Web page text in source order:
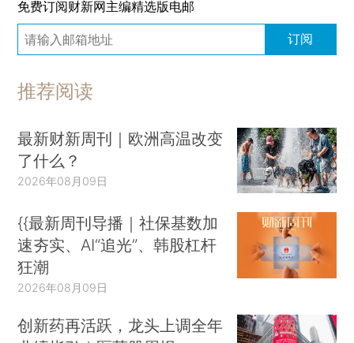
免费订阅财新网主编精选版电邮
订阅
推荐阅读
最新财新周刊｜欧洲高温改变
了什么？
2026年08月09日
{{最新周刊导播｜社保基数加
速夯实、AI“追光”、韩股杠杆
狂潮
2026年08月09日
创新药再活跃，龙头上调全年